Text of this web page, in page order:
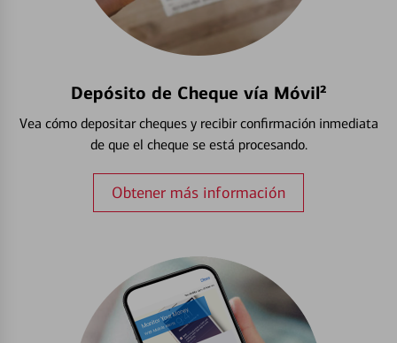
Depósito de Cheque vía Móvil²
Vea cómo depositar cheques y recibir confirmación inmediata
de que el cheque se está procesando.
Obtener más información